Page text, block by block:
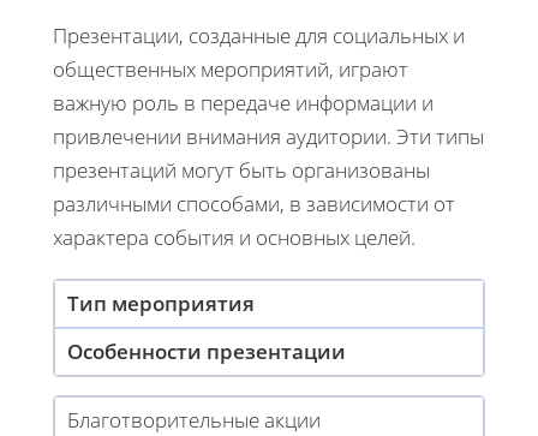
Презентации, созданные для социальных и
общественных мероприятий, играют
важную роль в передаче информации и
привлечении внимания аудитории. Эти типы
презентаций могут быть организованы
различными способами, в зависимости от
характера события и основных целей.
Тип мероприятия
Особенности презентации
Благотворительные акции